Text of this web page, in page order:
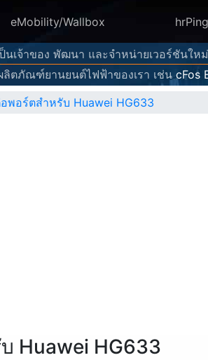
eMobility/Wallbox hrPing
นเจ้าของ พัฒนา และจำหน่ายเวอร์ชันใหม่
ลิตภัณฑ์ยานยนต์ไฟฟ้าของเรา เช่นcFos
พอร์ตสำหรับ Huawei HG633
Huawei HG633